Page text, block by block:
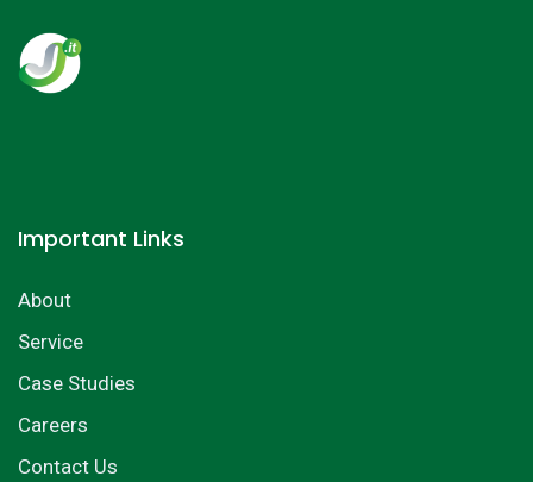
Important Links
About
Service
Case Studies
Careers
Contact Us